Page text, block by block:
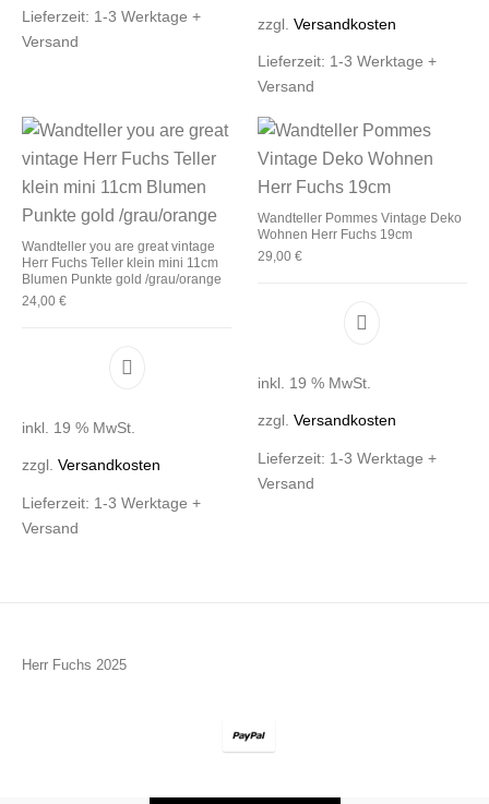
Lieferzeit: 1-3 Werktage +
Versand
zzgl. Versandkosten
Lieferzeit: 1-3 Werktage +
Versand
Wandteller you are great vintage
Herr Fuchs Teller klein mini 11cm
Blumen Punkte gold /grau/orange
24,00€
inkl. 19 % MwSt.
zzgl.Versandkosten
Lieferzeit: 1-3 Werktage +
Versand
Wandteller Pommes Vintage Deko
Wohnen Herr Fuchs 19cm
29,00 €
inkl. 19 % MwSt.
zzgl. Versandkosten
Lieferzeit: 1-3 Werktage +
Versand
Herr Fuchs 2025